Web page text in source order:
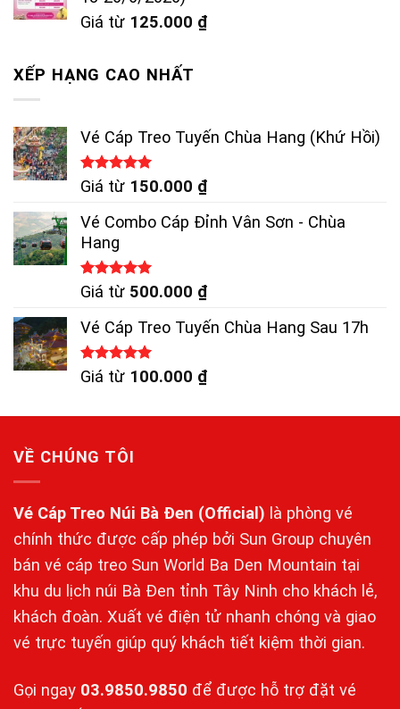
Giá từ 125.000 ₫
XẾP HẠNG CAO NHẤT
Vé Cáp Treo Tuyến Chùa Hang (Khứ Hồi)
Được xếp
Giá từ 150.000 ₫
Vé Combo Cáp Đỉnh Vân Sơn - Chùa
Hang
Được xếp
Giá từ 500.000 ₫
Vé Cáp Treo Tuyến Chùa Hang Sau 17h
Được xếp
Giá từ 100.000 ₫
VỀ CHÚNG TÔI
Vé Cáp Treo Núi Bà Đen (Official) là phòng vé
chính thức được cấp phép bởi Sun Group chuyên
bán vé cáp treo Sun World Ba Den Mountain tại
khu du lịch núi Bà Đen tỉnh Tây Ninh cho khách lẻ,
khách đoàn. Xuất vé điện tử nhanh chóng và giao
vé trực tuyến giúp quý khách tiết kiệm thời gian.
Gọi ngay 03.9850.9850 để được hỗ trợ đặt vé